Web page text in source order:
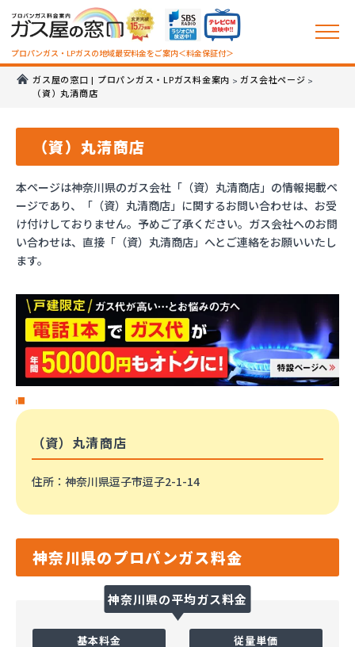
プロパンガス・LPガスの地域最安料金をご案内＜料金保証付＞
ガス屋の窓口 | プロパンガス・LPガス料金案内 >ガス会社ページ >
（資）丸清商店
（資）丸清商店
本ページは神奈川県のガス会社「（資）丸清商店」の情報掲載ペ
ージであり、「（資）丸清商店」に関するお問い合わせは、お受
け付けしておりません。予めご了承ください。ガス会社へのお問
い合わせは、直接「（資）丸清商店」へとご連絡をお願いいたし
ます。
（資）丸清商店
住所 ：神奈川県逗子市逗子2-1-14
神奈川県のプロパンガス料金
神奈川県の平均ガス料金
基本料金 従量単価